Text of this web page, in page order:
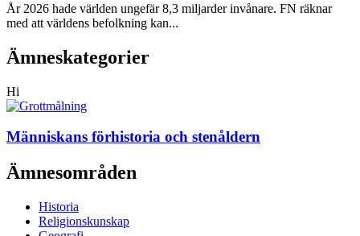
År 2026 hade världen ungefär 8,3 miljarder invånare. FN räknar
med att världens befolkning kan...
Ämneskategorier
Hi
Människans förhistoria och stenåldern
Ämnesområden
Historia
Religionskunskap